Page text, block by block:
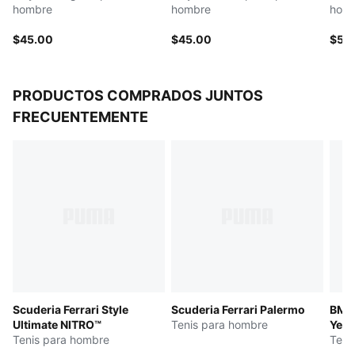
hombre
$45.00
hombre
$45.00
PRODUCTOS COMPRADOS JUNTOS
FRECUENTEMENTE
Scuderia Ferrari Style
Ultimate NITRO™
Tenis para hombre
Scuderia Ferrari Palermo
Tenis para hombre